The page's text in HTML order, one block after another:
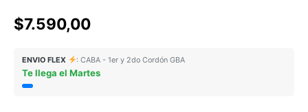
$7.590,00
ENVIO FLEX : CABA - 1er y 2do Cordón GBA
Te llega el Martes